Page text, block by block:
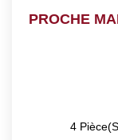
PROCHE
4